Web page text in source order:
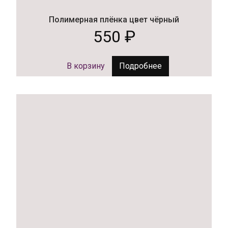
Полимерная плёнка цвет чёрный
550 ₽
В корзину Подробнее